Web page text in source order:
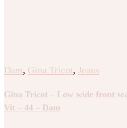
Dam, Gina Tricot, Jeans
Gina Tricot – Low wide front
Vit – 44 – Dam